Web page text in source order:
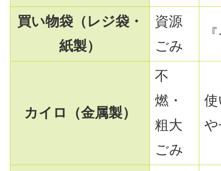
買い物袋（レジ袋・
紙製）
資源
ごみ
カイロ（金属製）
不
燃・
粗大
ごみ